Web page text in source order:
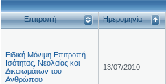
Επιτροπή Ημερομηνία
Ειδική Μόνιμη Επιτροπή
Ισότητας, Νεολαίας και
Δικαιωμάτων του
Ανθρώπου
13/07/2010